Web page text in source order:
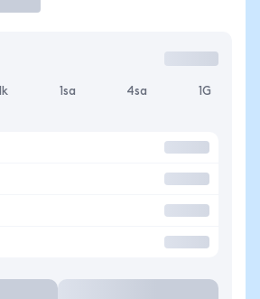
1sa 4sa 1G